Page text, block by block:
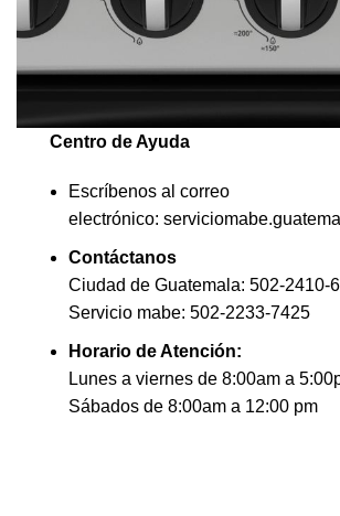
Centro de Ayuda
Escríbenos al correo
electrónico:
Contáctanos
Ciudad de Guatemala: 502-2410-
Servicio mabe: 502-2233-7425
Horario de Atención:
Lunes a viernes de 8:00am a
Sábados de 8:00am a 12:00 pm